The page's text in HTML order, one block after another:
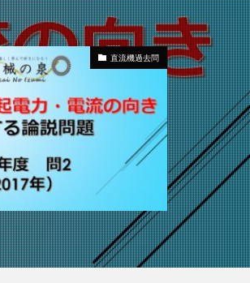
直流機過去問